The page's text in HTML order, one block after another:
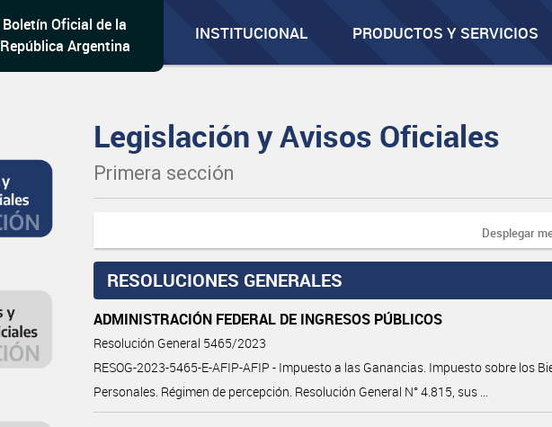
Boletín Oficial de la
República Argentina
INSTITUCIONAL PRODUCTOS Y SERVICIOS
Legislación y Avisos Oficiales
Primera sección
Desplegar
RESOLUCIONES GENERALES
ADMINISTRACIÓN FEDERAL DE INGRESOS PÚBLICOS
Resolución General 5465/2023
RESOG-2023-5465-E-AFIP-AFIP - Impuesto a las Ganancias. Impuesto sobre los
Personales. Régimen de percepción. Resolución General N° 4.815, sus ...